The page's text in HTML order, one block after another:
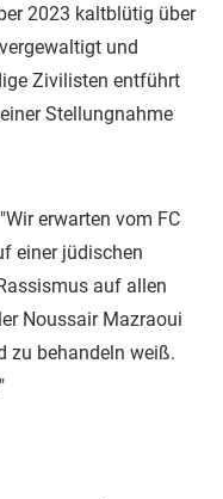
2023 kaltblütig über
und
Zivilisten entführt
Stellungnahme
erwarten vom FC
einer jüdischen
auf allen
Noussair Mazraoui
zu behandeln weiß.